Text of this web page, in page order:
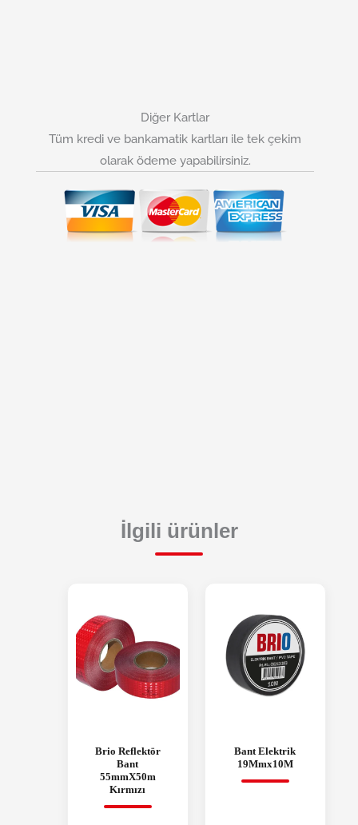
Diğer Kartlar
Tüm kredi ve bankamatik kartları ile tek çekim
olarak ödeme yapabilirsiniz.
İlgili ürünler
Brio Reflektör
Bant
55mmX50m
Kırmızı
Bant Elektrik
19Mmx10M